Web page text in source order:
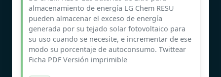
almacenamiento de energía LG Chem RESU
pueden almacenar el exceso de energía
generada por su tejado solar fotovoltaico para
su uso cuando se necesite, e incrementar de ese
modo su porcentaje de autoconsumo. Twittear
Ficha PDF Versión imprimible